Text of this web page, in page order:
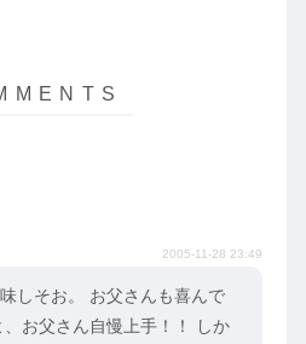
2005-11-28 23:49
しそお。 お父さんも喜んで
お父さん自慢上手！！ しか